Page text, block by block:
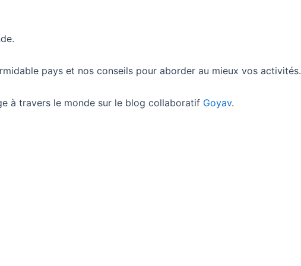
pays et nos conseils pour aborder au mieux vos activités.
à travers le monde sur le blog collaboratif Goyav.